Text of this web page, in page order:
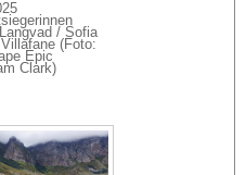
/ Sofia
(Foto:
Epic
Clark)